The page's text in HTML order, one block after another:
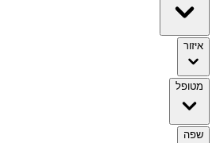
איזור
מטופל
שפה